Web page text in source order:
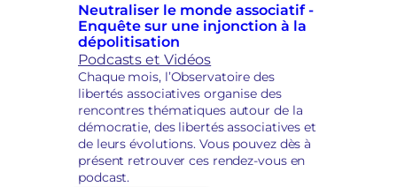
Neutraliser le monde associatif -
Enquête sur une injonction à la
dépolitisation
Podcasts et Vidéos
Chaque mois, l’Observatoire des
libertés associatives organise des
rencontres thématiques autour de la
démocratie, des libertés associatives et
de leurs évolutions. Vous pouvez dès à
présent retrouver ces rendez-vous en
podcast.